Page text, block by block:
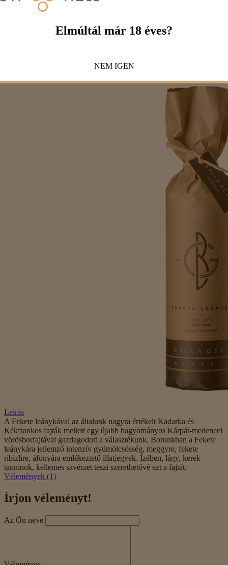
Balla – Classic Fekete leányka 2023
3 690 Ft
Leírás
A Fekete leánykával az általunk nagyra értékelt Kadarka és
Kékfrankos fajták mellett egy újabb hagyományos Kárpát-medencei
vörösborfajtával gazdagodott a választékunk. Borunkban a Fekete
leánykára jellemző intenzív gyümölcsösség, meggyre, fekete
ribizlire, áfonyára emlékeztető illatjegyek. Ízében, lágy, kerek
tanninok, kellemes savérzet teszi szerethetővé ezt a fajtát.
Vélemények (1)
Írjon véleményt!
Az Ön neve
Elmúltál már 18 éves?
NEM IGEN